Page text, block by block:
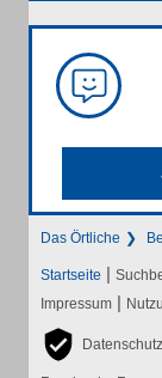
Das Örtliche
Startseite |
Impressum |